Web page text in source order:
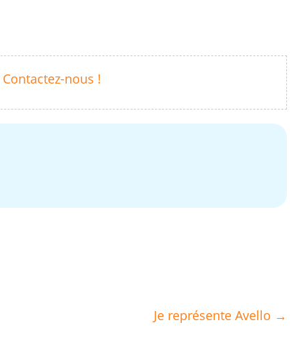
Contactez-nous !
Je représente Avello →